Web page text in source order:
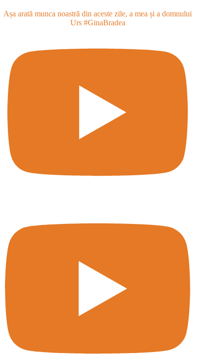
Așa arată munca noastră din aceste zile, a mea și a domnului
Urs #GinaBradea